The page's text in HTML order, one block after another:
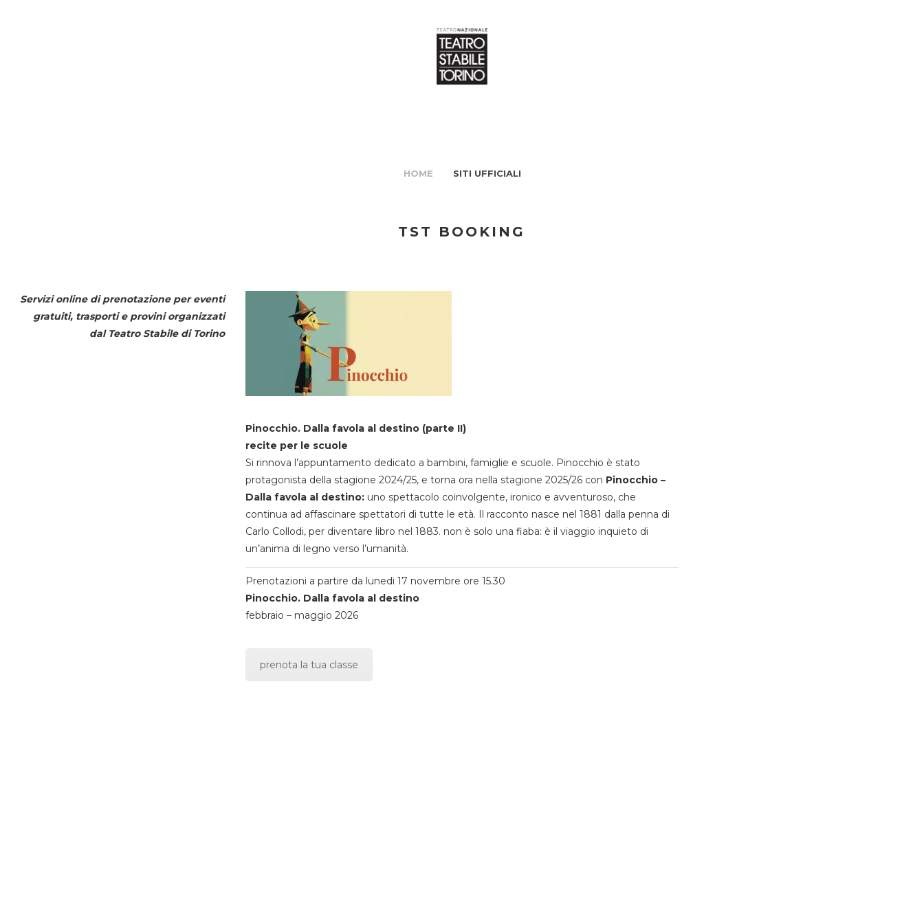
HOME SITI UFFICIALI
TST BOOKING
Servizi online di prenotazione per eventi
gratuiti, trasporti e provini organizzati
dal Teatro Stabile di Torino
Pinocchio. Dalla favola al destino (parte II)
recite per le scuole
Si rinnova l’appuntamento dedicato a bambini, famiglie e scuole. Pinocchio è stato
protagonista della stagione 2024/25, e torna ora nella stagione 2025/26 con Pinocchio –
Dalla favola al destino:uno spettacolo coinvolgente, ironico e avventuroso, che
continua ad affascinare spettatori di tutte le età. Il racconto nasce nel 1881 dalla penna di
Carlo Collodi, per diventare libro nel 1883. non è solo una fiaba: è il viaggio inquieto di
un’anima di legno verso l’umanità.
Prenotazioni a partire da lunedi 17 novembre ore 15.30
Pinocchio. Dalla favola al destino
febbraio – maggio 2026
prenota la tua classe